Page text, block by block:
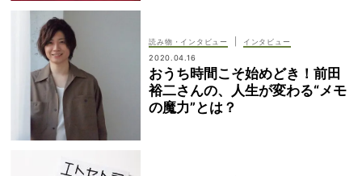
読み物・インタビュー
インタビュー
2020.04.16
おうち時間こそ始めどき！前田
裕二さんの、人生が変わる“メモ
の魔力”とは？